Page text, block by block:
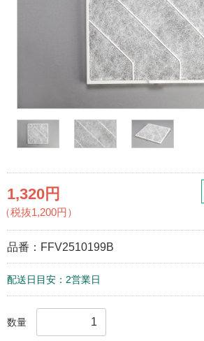
1,320円
（税抜1,200円）
品番： FFV2510199B
配送日目安：2営業日
数量